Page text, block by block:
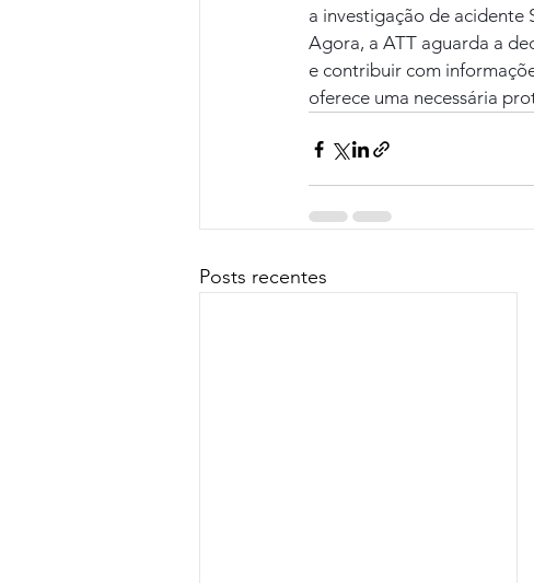
a investigação de acidente
Agora, a ATT aguarda a
e contribuir com
oferece uma necessária
Posts recentes